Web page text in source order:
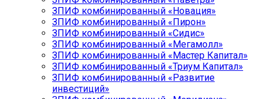
ЗПИФ комбинированный «Новация»
ЗПИФ комбинированный «Пирон»
ЗПИФ комбинированный «Сидис»
ЗПИФ комбинированный «Мегамолл»
ЗПИФ комбинированный «Мастер Капитал»
ЗПИФ комбинированный «Триум Капитал»
ЗПИФ комбинированный «Развитие
инвестиций»